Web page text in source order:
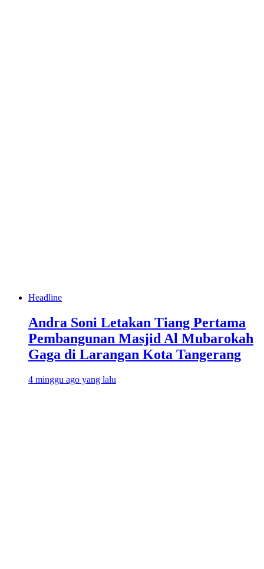
Headline
Andra Soni Letakan Tiang Pertama
Pembangunan Masjid Al Mubarokah
Gaga di Larangan Kota Tangerang
4 minggu ago yang lalu